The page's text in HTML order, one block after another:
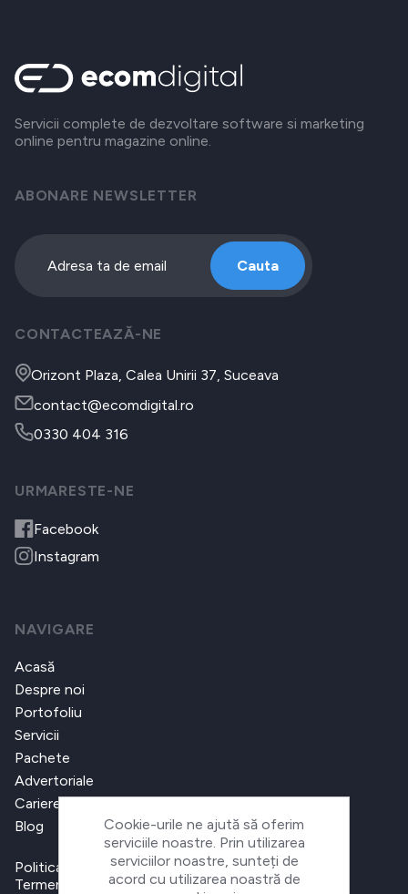
Servicii complete de dezvoltare software si marketing
online pentru magazine online.
ABONARE NEWSLETTER
Cauta
CONTACTEAZĂ-NE
Orizont Plaza, Calea Unirii 37, Suceava
contact@ecomdigital.ro
0330 404 316
URMARESTE-NE
Facebook
Instagram
NAVIGARE
Acasă
Despre noi
Portofoliu
Servicii
Pachete
Advertoriale
Cariere
Blog
Politica de confidențialitate
Termeni și condiții
Cookie-urile ne ajută să oferim
serviciile noastre. Prin utilizarea
serviciilor noastre, sunteți de
acord cu utilizarea noastră de